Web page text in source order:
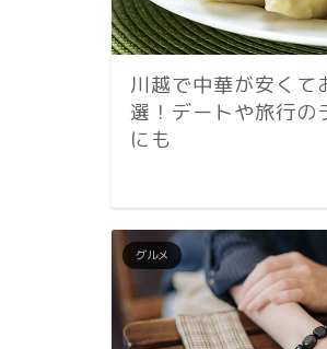
川越で中華が安くて
選！デートや旅行の
にも
グルメ